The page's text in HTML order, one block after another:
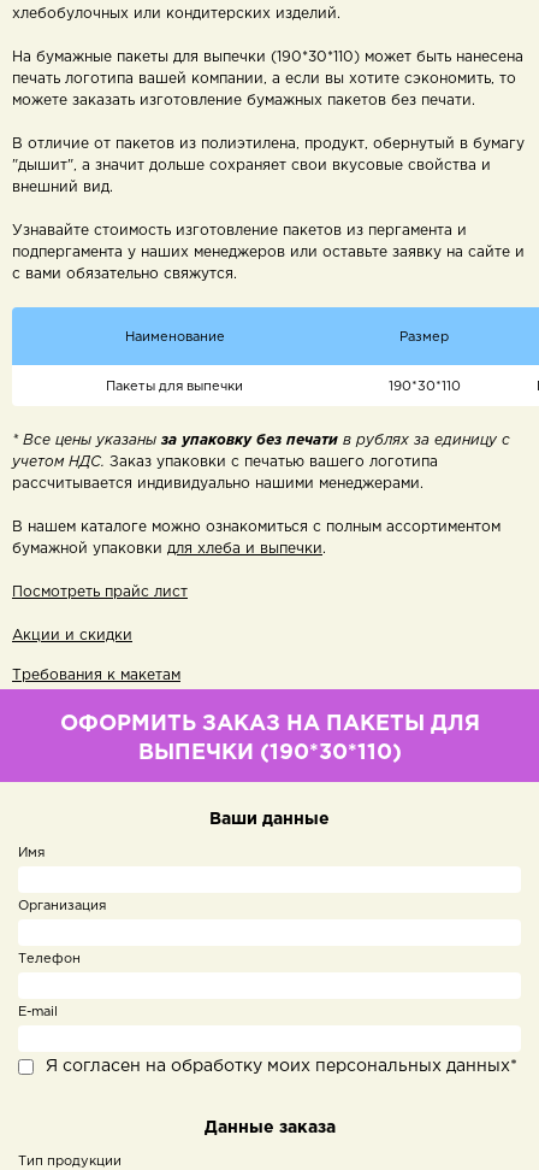
хлебобулочных или кондитерских изделий.
На бумажные пакеты для выпечки (190*30*110) может быть нанесена
печать логотипа вашей компании, а если вы хотите сэкономить, то
можете заказать изготовление бумажных пакетов без печати.
В отличие от пакетов из полиэтилена, продукт, обернутый в бумагу
"дышит", а значит дольше сохраняет свои вкусовые свойства и
внешний вид.
Узнавайте стоимость изготовление пакетов из пергамента и
подпергамента у наших менеджеров или оставьте заявку на сайте и
с вами обязательно свяжутся.
Наименование Размер
Пакеты для выпечки 190*30*110
* Все цены указаны за упаковку без печати в рублях за единицу с
учетом НДС. Заказ упаковки с печатью вашего логотипа
рассчитывается индивидуально нашими менеджерами.
В нашем каталоге можно ознакомиться с полным ассортиментом
бумажной упаковки для хлеба и выпечки.
Посмотреть прайс лист
Акции и скидки
Требования к макетам
ОФОРМИТЬ ЗАКАЗ НА ПАКЕТЫ ДЛЯ
ВЫПЕЧКИ (190*30*110)
Ваши данные
Имя
Организация
Телефон
E-mail
Я согласен на обработку моих персональных данных*
Данные заказа
Тип продукции